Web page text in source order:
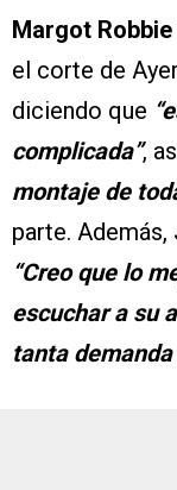
Margot Robbie
el corte de
diciendo que
complicada”,
montaje de
parte. Además,
“Creo que lo
escuchar a su
tanta